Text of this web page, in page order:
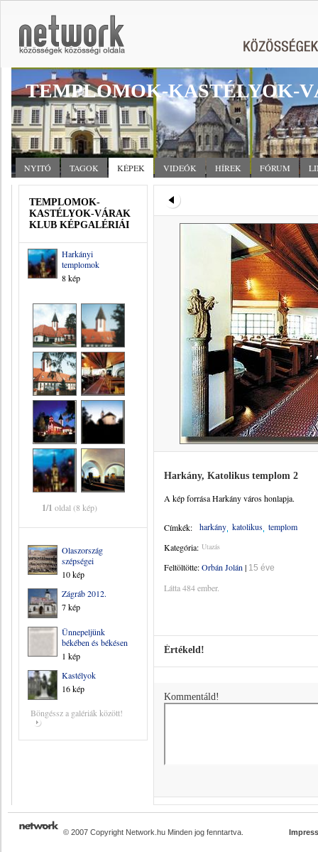
TEMPLOMOK-KASTÉLYOK-
NYITÓ TAGOK KÉPEK VIDEÓK HÍREK FÓRUM
TEMPLOMOK-
KASTÉLYOK-VÁRAK
KLUB KÉPGALÉRIÁI
Harkányi
templomok
8 kép
1/1 oldal (8 kép)
Olaszország
szépségei
10 kép
Zágráb 2012.
7 kép
Ünnepeljünk
békében és békésen
1 kép
Kastélyok
16 kép
Böngéssz a galériák között!
Harkány, Katolikus templom 2
A kép forrása Harkány város honlapja.
Címkék: harkány katolikus templom
Kategória: Utazás
Feltöltötte:Orbán Jolán | 15 éve
Látta 484 ember.
Értékeld!
Kommentáld!
© 2007 Copyright Network.hu Minden jog fenntartva.